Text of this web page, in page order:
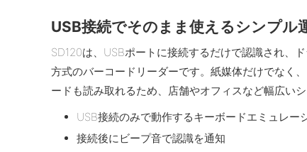
USB接続でそのまま使えるシンプル
SD120は、USBポートに接続するだけで認識され、
方式のバーコードリーダーです。紙媒体だけでなく
ードも読み取れるため、店舗やオフィスなど幅広いシ
USB接続のみで動作するキーボードエミュレー
接続後にビープ音で認識を通知